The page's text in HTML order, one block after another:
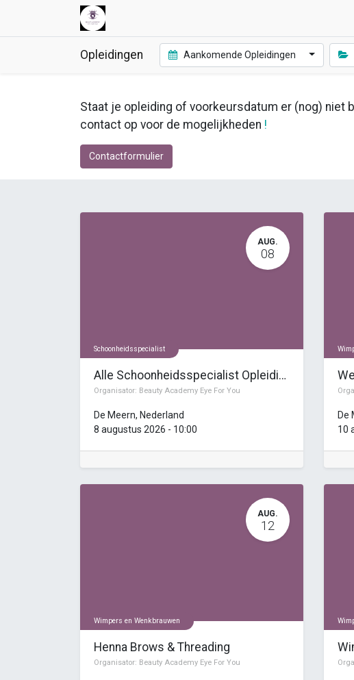
Opleidingen Aankomende Opleidingen
Staat je opleiding of voorkeursdatum er (nog) niet
contact op voor de mogelijkheden !
Contactformulier
AUG.
08
Schoonheidsspecialist
Alle Schoonheidsspecialist Opleidingen
Organisator: Beauty Academy Eye For You
De Meern, Nederland
8 augustus 2026 - 10:00
De
10
AUG.
12
Wimpers en Wenkbrauwen
Henna Brows & Threading
Organisator: Beauty Academy Eye For You